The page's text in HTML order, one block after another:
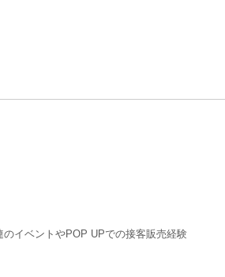
イベントやPOP UPでの接客販売経験